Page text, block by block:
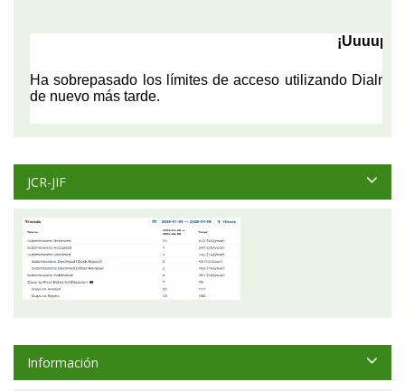
JCR-JIF
Información